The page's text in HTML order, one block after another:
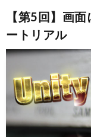
【第5回】画
ートリアル